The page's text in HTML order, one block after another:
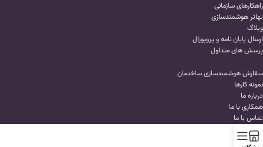
راهکارهای سازمانی
تهاتر هوشمندسازی
وبلاگ
ارسال پایان نامه و پروپوزال
پرسش های متداول
سفارش هوشمندسازی ساختمان
نمونه کارها
درباره ما
همکاری با ما
تماس با ما